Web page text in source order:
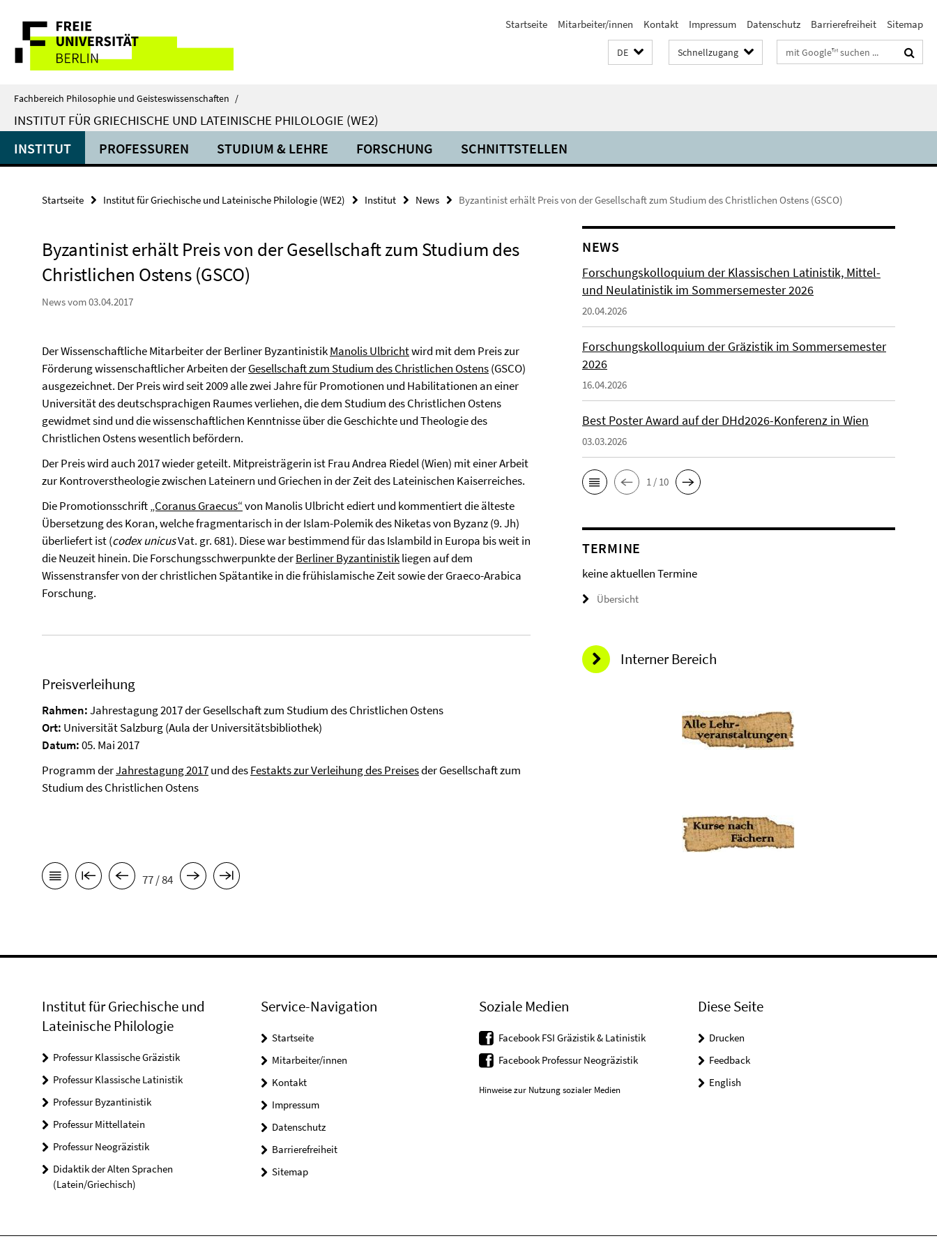
direkt
Inhalt
Service-
Navigation
Startseite Mitarbeiter/innen Kontakt Impressum Datenschutz Barrierefreiheit Sitemap
DE Schnellzugang Suchbegriffe
Fachbereich Philosophie und Geisteswissenschaften /
INSTITUT FÜR GRIECHISCHE UND LATEINISCHE PHILOLOGIE (WE2)
INSTITUT PROFESSUREN STUDIUM & LEHRE FORSCHUNG SCHNITTSTELLEN
Startseite Institut für Griechische und Lateinische Philologie (WE2) Institut News Byzantinist erhält Preis von der Gesellschaft zum Studium des Christlichen Ostens (GSCO)
Byzantinist erhält Preis von der Gesellschaft zum Studium des
Christlichen Ostens (GSCO)
News vom 03.04.2017
Der Wissenschaftliche Mitarbeiter der Berliner ByzantinistikManolis Ulbrichtwird mit dem Preis zur
Förderung wissenschaftlicher Arbeiten derGesellschaft zum Studium des Christlichen Ostens(GSCO)
ausgezeichnet. Der Preis wird seit 2009 alle zwei Jahre für Promotionen und Habilitationen an einer
Universität des deutschsprachigen Raumes verliehen, die dem Studium des Christlichen Ostens
gewidmet sind und die wissenschaftlichen Kenntnisse über die Geschichte und Theologie des
Christlichen Ostens wesentlich befördern.
Der Preis wird auch 2017 wieder geteilt. Mitpreisträgerin ist Frau Andrea Riedel (Wien) mit einer Arbeit
zur Kontroverstheologie zwischen Lateinern und Griechen in der Zeit des Lateinischen Kaiserreiches.
Die Promotionsschrift„Coranus Graecus“von Manolis Ulbricht ediert und kommentiert die älteste
Übersetzung des Koran, welche fragmentarisch in der Islam-Polemik des Niketas von Byzanz (9. Jh)
überliefert ist (codex unicusVat. gr. 681). Diese war bestimmend für das Islambild in Europa bis weit in
die Neuzeit hinein. Die Forschungsschwerpunkte derBerliner Byzantinistikliegen auf dem
Wissenstransfer von der christlichen Spätantike in die frühislamische Zeit sowie der Graeco-Arabica
Forschung.
Preisverleihung
Rahmen:Jahrestagung 2017 der Gesellschaft zum Studium des Christlichen Ostens
Ort: Universität Salzburg (Aula der Universitätsbibliothek)
Datum:05. Mai 2017
Programm derJahrestagung 2017und desFestakts zur Verleihung des Preisesder Gesellschaft zum
Studium des Christlichen Ostens
77 / 84
NEWS
Forschungskolloquium der Klassischen Latinistik, Mittel-
und Neulatinistik im Sommersemester 2026
20.04.2026
Forschungskolloquium der Gräzistik im Sommersemester
2026
16.04.2026
Best Poster Award auf der DHd2026-Konferenz in Wien
03.03.2026
1 / 10
TERMINE
keine aktuellen Termine
Übersicht
Interner Bereich
Institut für Griechische und
Lateinische Philologie
Professur Klassische Gräzistik
Professur Klassische Latinistik
Professur Byzantinistik
Professur Mittellatein
Professur Neogräzistik
Didaktik der Alten Sprachen
(Latein/Griechisch)
Service-Navigation
Startseite
Mitarbeiter/innen
Kontakt
Impressum
Datenschutz
Barrierefreiheit
Sitemap
Soziale Medien
Facebook FSI Gräzistik & Latinistik
Facebook Professur Neogräzistik
Hinweise zur Nutzung sozialer Medien
Diese Seite
Drucken
Feedback
English